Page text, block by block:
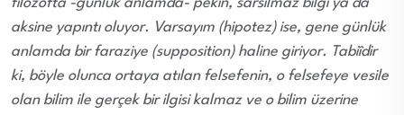
aksine yapıntı oluyor. Varsayım (hipotez) ise, gene günlük
anlamda bir faraziye (supposition) haline giriyor. Tabiîdir
ki, böyle olunca ortaya atılan felsefenin, o felsefeye vesile
olan bilim ile gerçek bir ilgisi kalmaz ve o bilim üzerine